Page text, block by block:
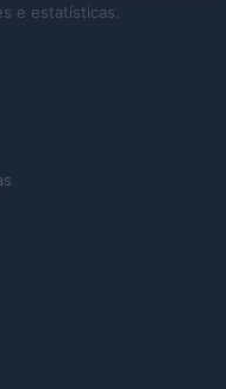
e estatísticas.